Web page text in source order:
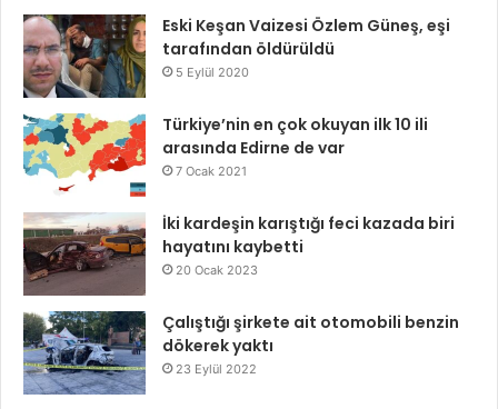
Eski Keşan Vaizesi Özlem Güneş, eşi
tarafından öldürüldü
5 Eylül 2020
Türkiye’nin en çok okuyan ilk 10 ili
arasında Edirne de var
7 Ocak 2021
İki kardeşin karıştığı feci kazada biri
hayatını kaybetti
20 Ocak 2023
Çalıştığı şirkete ait otomobili benzin
dökerek yaktı
23 Eylül 2022